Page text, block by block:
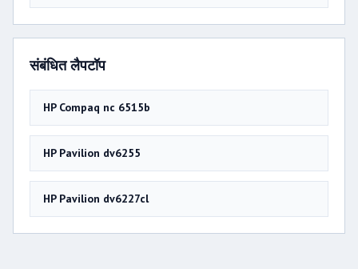
संबंधित लैपटॉप
HP Compaq nc 6515b
HP Pavilion dv6255
HP Pavilion dv6227cl